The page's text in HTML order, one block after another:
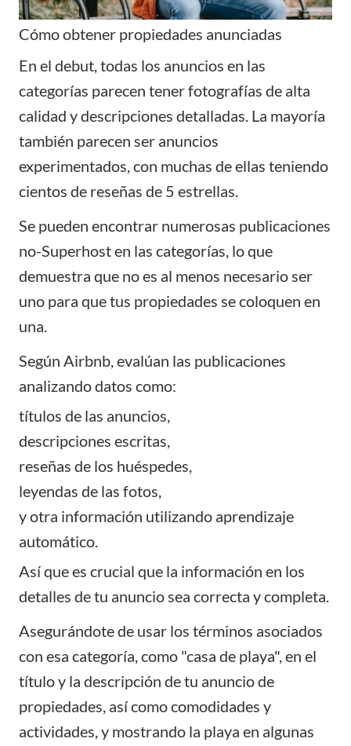
Cómo obtener propiedades anunciadas
En el debut, todas los anuncios en las
categorías parecen tener fotografías de alta
calidad y descripciones detalladas. La mayoría
también parecen ser anuncios
experimentados, con muchas de ellas teniendo
cientos de reseñas de 5 estrellas.
Se pueden encontrar numerosas publicaciones
no-Superhost en las categorías, lo que
demuestra que no es al menos necesario ser
uno para que tus propiedades se coloquen en
una.
Según Airbnb, evalúan las publicaciones
analizando datos como:
títulos de las anuncios,
descripciones escritas,
reseñas de los huéspedes,
leyendas de las fotos,
y otra información utilizando aprendizaje
automático.
Así que es crucial que la información en los
detalles de tu anuncio sea correcta y completa.
Asegurándote de usar los términos asociados
con esa categoría, como "casa de playa", en el
título y la descripción de tu anuncio de
propiedades, así como comodidades y
actividades, y mostrando la playa en algunas